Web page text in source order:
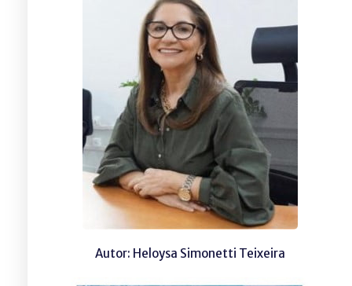
Autor: Heloysa Simonetti Teixeira